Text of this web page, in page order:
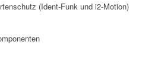
(Ident-Funk und i2-Motion)